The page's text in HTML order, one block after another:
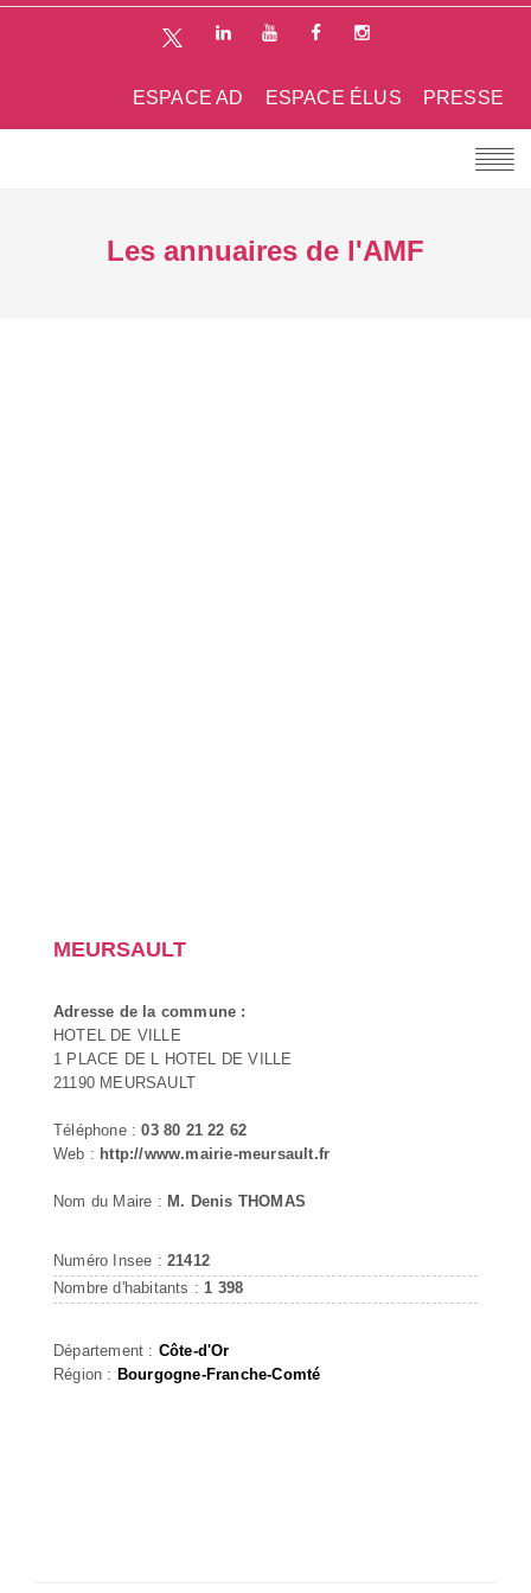
PRESSE
ESPACE ÉLUS
ESPACE AD
Les annuaires de l'AMF
MEURSAULT
Adresse de la commune :
HOTEL DE VILLE
1 PLACE DE L HOTEL DE VILLE
21190 MEURSAULT
Téléphone :03 80 21 22 62
Web : http://www.mairie-meursault.fr
Nom du Maire : M. Denis THOMAS
Numéro Insee : 21412
Nombre d'habitants : 1 398
Département : Côte-d'Or
Région : Bourgogne-Franche-Comté